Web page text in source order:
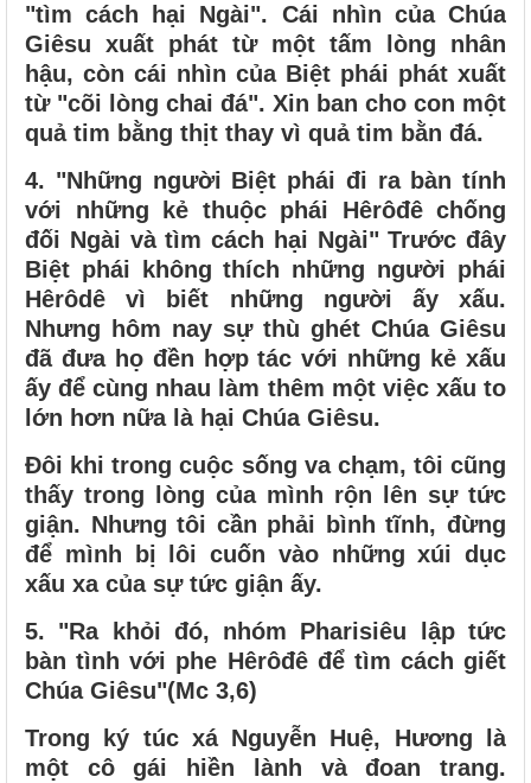
"tìm cách hại Ngài". Cái nhìn của Chúa
Giêsu xuất phát từ một tấm lòng nhân
hậu, còn cái nhìn của Biệt phái phát xuất
từ "cõi lòng chai đá". Xin ban cho con một
quả tim bằng thịt thay vì quả tim bằn đá.
4. "Những người Biệt phái đi ra bàn tính
với những kẻ thuộc phái Hêrôđê chống
đối Ngài và tìm cách hại Ngài" Trước đây
Biệt phái không thích những người phái
Hêrôdê vì biết những người ấy xấu.
Nhưng hôm nay sự thù ghét Chúa Giêsu
đã đưa họ đền hợp tác với những kẻ xấu
ấy để cùng nhau làm thêm một việc xấu to
lớn hơn nữa là hại Chúa Giêsu.
Đôi khi trong cuộc sống va chạm, tôi cũng
thấy trong lòng của mình rộn lên sự tức
giận. Nhưng tôi cần phải bình tĩnh, đừng
để mình bị lôi cuốn vào những xúi dục
xấu xa của sự tức giận ấy.
5. "Ra khỏi đó, nhóm Pharisiêu lập tức
bàn tình với phe Hêrôđê để tìm cách giết
Chúa Giêsu"(Mc 3,6)
Trong ký túc xá Nguyễn Huệ, Hương là
một cô gái hiền lành và đoan trang.